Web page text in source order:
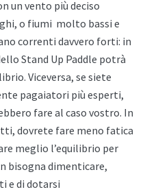
un vento più deciso
o fiumi molto bassi e
correnti davvero forti: in
Stand Up Paddle potrà
Viceversa, se siete
pagaiatori più esperti,
fare al caso vostro. In
dovrete fare meno fatica
meglio l’equilibrio per
bisogna dimenticare,
e di dotarsi